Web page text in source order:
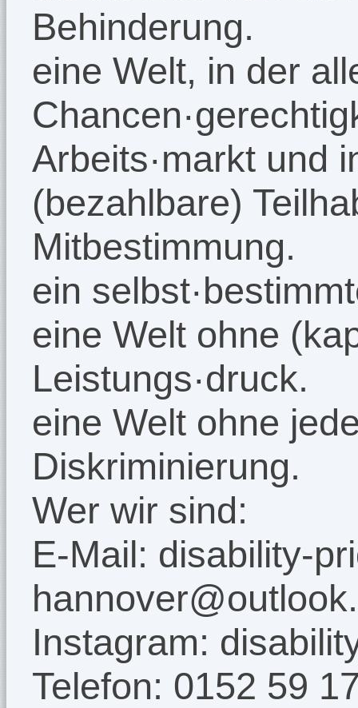
Behinderung.
eine Welt, in der
Arbeits·markt und
(bezahlbare)
Mitbestimmung.
ein
eine Welt ohne
Leistungs·druck.
eine Welt ohne
Diskriminierung.
Wer wir sind:
E-Mail: disability-
Instagram:
Telefon: 0152 59